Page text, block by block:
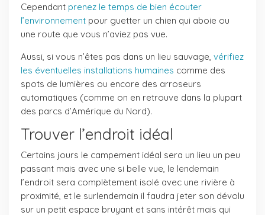
Cependant prenez le temps de bien écouter
l’environnement pour guetter un chien qui aboie ou
une route que vous n’aviez pas vue.
Aussi, si vous n’êtes pas dans un lieu sauvage, vérifiez
les éventuelles installations humaines comme des
spots de lumières ou encore des arroseurs
automatiques (comme on en retrouve dans la plupart
des parcs d’Amérique du Nord).
Trouver l’endroit idéal
Certains jours le campement idéal sera un lieu un peu
passant mais avec une si belle vue, le lendemain
l’endroit sera complètement isolé avec une rivière à
proximité, et le surlendemain il faudra jeter son dévolu
sur un petit espace bruyant et sans intérêt mais qui